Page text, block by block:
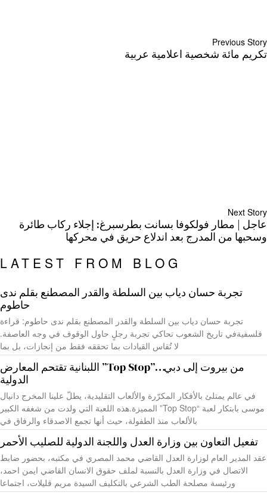
Previous Story
تكريم مائة شخصية اعلامية عربية
Next Story
عاجل | مطار فولكوفا بسانت بطرسبرغ: إجلاء ركاب طائرة
وسحبها من المدرج بعد اندلاع حريق في محركها
LATEST FROM BLOG
تجربة حسان دياب بين السلطة والقدر المصطنع بقلم ندى
حاطوم
تجربة حسان دياب بين السلطة والقدر المصطنع بقلم ندى حاطوم: قراءة
فلسفيةفي تاريخ الشعوب تحاكي تجربة رجلٍ حاول الوقوف في وجه العاصفة.
لا تُقاس القيادات بما تحققه فقط من إنجازات، بل بما
من بيروت إلى دبي…”Top Stop” اللبنانية تقتحم المعارض
الدولية
في عالم يمتلئ بالأفكار المكرّرة والألعاب التقليدية، يطلّ علينا المخرج دانيال
موسى بابتكار لعبة “Top Stop” المميزة.هذه اللعبة التي ولدت من شغفه الكبير
بالألعاب منذ الطفولة، حيث أنها تجمع الاصدقاء والرفاق في
تفعيل التعاون بين وزارة العدل واللجنة الدولية للصليب الأحمر
عقد المدير العام لوزارة العدل القاضي محمد المصري في مكتبه، بحضور ضابط
الاتصال في وزارة العدل بالنسبة لملف حقوق الانسان القاضي ايمن احمد،
ورئيسة مصلحة الطب الشرعي بالتكليف السيدة مريم قليلات، اجتماعا